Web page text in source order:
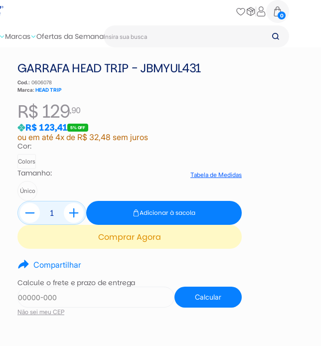
0
Marcas Ofertas da Semana
GARRAFA HEAD TRIP - JBMYUL431
Cod.: 0606078
Marca: HEAD TRIP
R$ 129,90
R$ 123,41 5% OFF
ou em até 4x de R$ 32,48 sem juros
Cor:
Colors
Tamanho: Tabela de Medidas
Único
Adicionar à sacola
Comprar Agora
Compartilhar
Calcule o frete e prazo de entrega
Calcular
Não sei meu CEP